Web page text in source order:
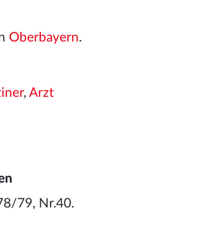
Oberbayern.
, Arzt
79, Nr.40.